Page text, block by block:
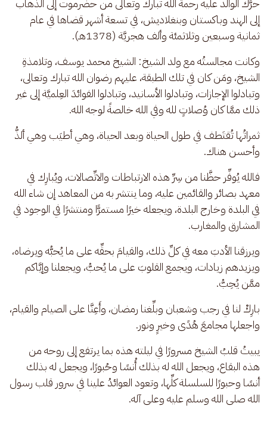
إلى الهند وباكستان وبنغلاديش، في تسعة أشهر قضاها في عام
ثمانية وسبعين وثلاثمئة وألف هجريَّة (1378هـ).
وكانت مجالستُه مع ولد الشيخ: الشيخ محمد يوسف، وتلامذةِ
الشيخ، ومَن كان في تلك الطبقة، عليهم رضوان الله تبارك وتعالى،
وتبادلوا الإجازات، وتبادلوا الأسانيد، وتبادلوا الفوائدَ العِلميَّة إلى غير
ذلك ممَّا كان وُصلاتٍ لله وفي الله خالصةً لوجه الله.
ثمراتُها تُقتَطف في طول الحياة وبعد الحياة، وهي أطيَب وهي ألذُّ
وأحسن هناك.
فالله يُوفِّر حظَّنا من سِرِّ هذه الارتباطات والاتِّصالات، ويُبارِك في
معهد بصائر والقائمين عليه، وما ينتشر به من المعاهد إن شاء الله
في البلدة وخارج البلدة، ويجعله خيرًا مستمرًّا ومنتشرًا في الوجود في
المشارق والمغارب.
ويرزقنا الأدبَ معه في كلِّ ذلك، والقيامَ بحقِّه على ما يُحبُّه ويرضاه،
ويزيدهم زيادات، ويجمع القلوبَ على ما يُحبُّ، ويجعلنا وإيَّاكم
ممَّن يُحِبُّ.
بارِكْ لنا في رجب وشعبان وبلِّغنا رمضان، وأَعِنَّا على الصيام والقيام،
واجعلها مجامعَ هُدًى وخيرٍ ونور.
يبيتُ قلبُ الشيخ مسرورًا في ليلته هذه بما يرتفع إلى روحه من
هذه البقاع، ويجعل الله له بذلك أُنسًا وحُبورًا، ويجعل له بذلك
أنسًا وحبورًا للسلسلة كلِّها، وتعود العوائدُ علينا في سرور قلب رسول
الله صلى الله وسلم عليه وعلى آله.